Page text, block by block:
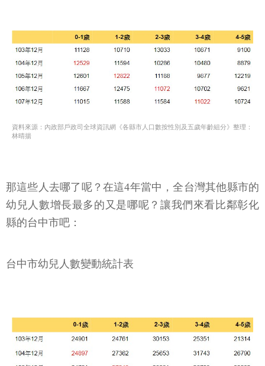
資料來源：內政部戶政司全球資訊網《各縣市人口數按性別及五歲年齡組分》整理：
林晴揚
那這些人去哪了呢？在這4年當中，全台灣其他縣市的
幼兒人數增長最多的又是哪呢？讓我們來看比鄰彰化
縣的台中市吧：
台中市幼兒人數變動統計表